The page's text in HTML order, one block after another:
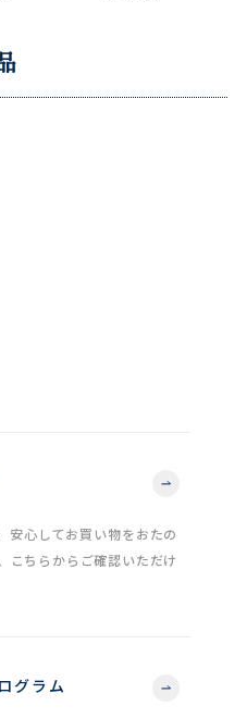
安心してお買い物をおたの
こちらからご確認いただけ
グラム